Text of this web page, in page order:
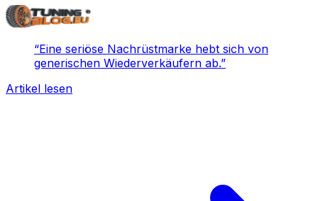
“Eine seriöse Nachrüstmarke hebt sich von
generischen Wiederverkäufern ab.”
Artikel lesen